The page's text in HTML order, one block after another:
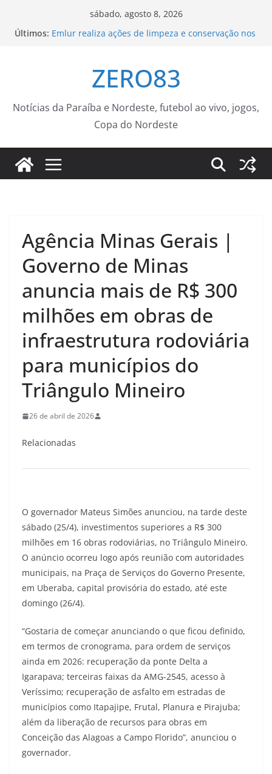
sábado, agosto 8, 2026
Últimos: Emlur realiza ações de limpeza e conservação nos
cemitérios públicos da Capital para o Dia dos Pais
Repertório de Caetano Veloso embala show
Guarda Municipal capacita novos agentes para
atuação na Ronda Maria da Penha – Prefeitura da
Cidade do Rio de Janeiro
ZERO83
Notícias da Paraíba e Nordeste, futebol ao vivo, jogos,
Copa do Nordeste
Agência Minas Gerais |
Governo de Minas
anuncia mais de R$ 300
milhões em obras de
infraestrutura rodoviária
para municípios do
Triângulo Mineiro
26 de abril de 2026
Relacionadas
O governador Mateus Simões anunciou, na tarde deste
sábado (25/4), investimentos superiores a R$ 300
milhões em 16 obras rodoviárias, no Triângulo Mineiro.
O anúncio ocorreu logo após reunião com autoridades
municipais, na Praça de Serviços do Governo Presente,
em Uberaba, capital provisória do estado, até este
domingo (26/4).
“Gostaria de começar anunciando o que ficou definido,
em termos de cronograma, para ordem de serviços
ainda em 2026: recuperação da ponte Delta a
Igarapava; terceiras faixas da AMG-2545, acesso à
Veríssimo; recuperação de asfalto em estradas de
municípios como Itapajipe, Frutal, Planura e Pirajuba;
além da liberação de recursos para obras em
Conceição das Alagoas a Campo Florido”, anunciou o
governador.